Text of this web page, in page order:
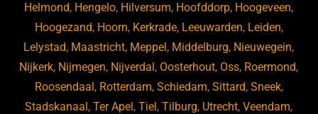
Helmond, Hengelo, Hilversum, Hoofddorp, Hoogeveen,
Hoogezand, Hoorn, Kerkrade, Leeuwarden, Leiden,
Lelystad, Maastricht, Meppel , Middelburg, Nieuwegein,
Nijkerk, Nijmegen, Nijverdal , Oosterhout, Oss, Roermond,
Roosendaal , Rotterdam, Schiedam, Sittard, Sneek,
Stadskanaal ,Ter Apel ,Tiel ,Tilburg, Utrecht,Veendam,